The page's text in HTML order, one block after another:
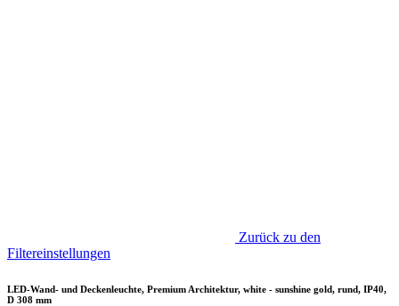
Zurück zu den
Filtereinstellungen
LED-Wand- und Deckenleuchte, Premium Architektur, white - sunshine gold, rund, IP40,
D 308 mm